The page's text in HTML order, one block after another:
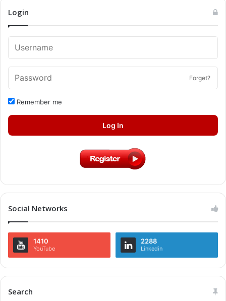
Login
Forget?
Remember me
Log In
Social Networks
1410
YouTube
2288
Linkedin
Search